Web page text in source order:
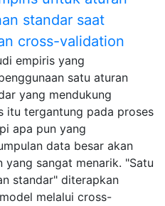
standar saat
cross-validation
empiris yang
satu aturan
yang mendukung
itu tergantung pada proses
apa pun yang
data besar akan
yang sangat menarik. "Satu
standar" diterapkan
melalui cross-